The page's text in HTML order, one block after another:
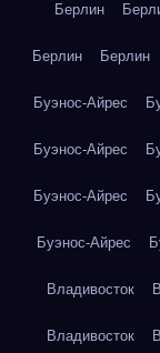
Берлин
Берлин Берлин
Буэнос-Айрес
Буэнос-Айрес
Буэнос-Айрес
Буэнос-Айрес
Владивосток
Владивосток